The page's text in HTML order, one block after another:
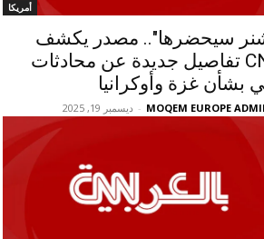
أمريكا
سيحضرها".. مصدر يكشف
لـCNN تفاصيل جديدة عن محادثات
بشأن غزة وأوكرانيا
MOQEM EUROPE
- ديسمبر 19, 2025